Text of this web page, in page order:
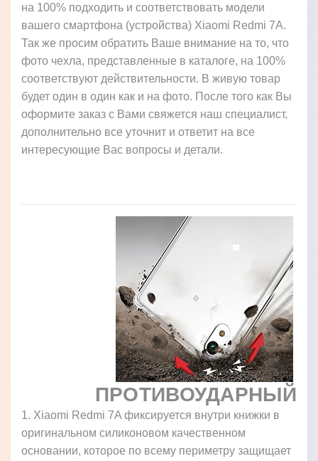
на 100% подходить и соответствовать модели
вашего смартфона (устройства) Xiaomi Redmi 7A.
Так же просим обратить Ваше внимание на то, что
фото чехла, представленные в каталоге, на 100%
соответствуют действительности. В живую товар
будет один в один как и на фото. После того как Вы
оформите заказ с Вами свяжется наш специалист,
дополнительно все уточнит и ответит на все
интересующие Вас вопросы и детали.
ПРОТИВОУДАРНЫЙ
1. Xiaomi Redmi 7A фиксируется внутри книжки в
оригинальном силиконовом качественном
основании, которое по всему периметру защищает